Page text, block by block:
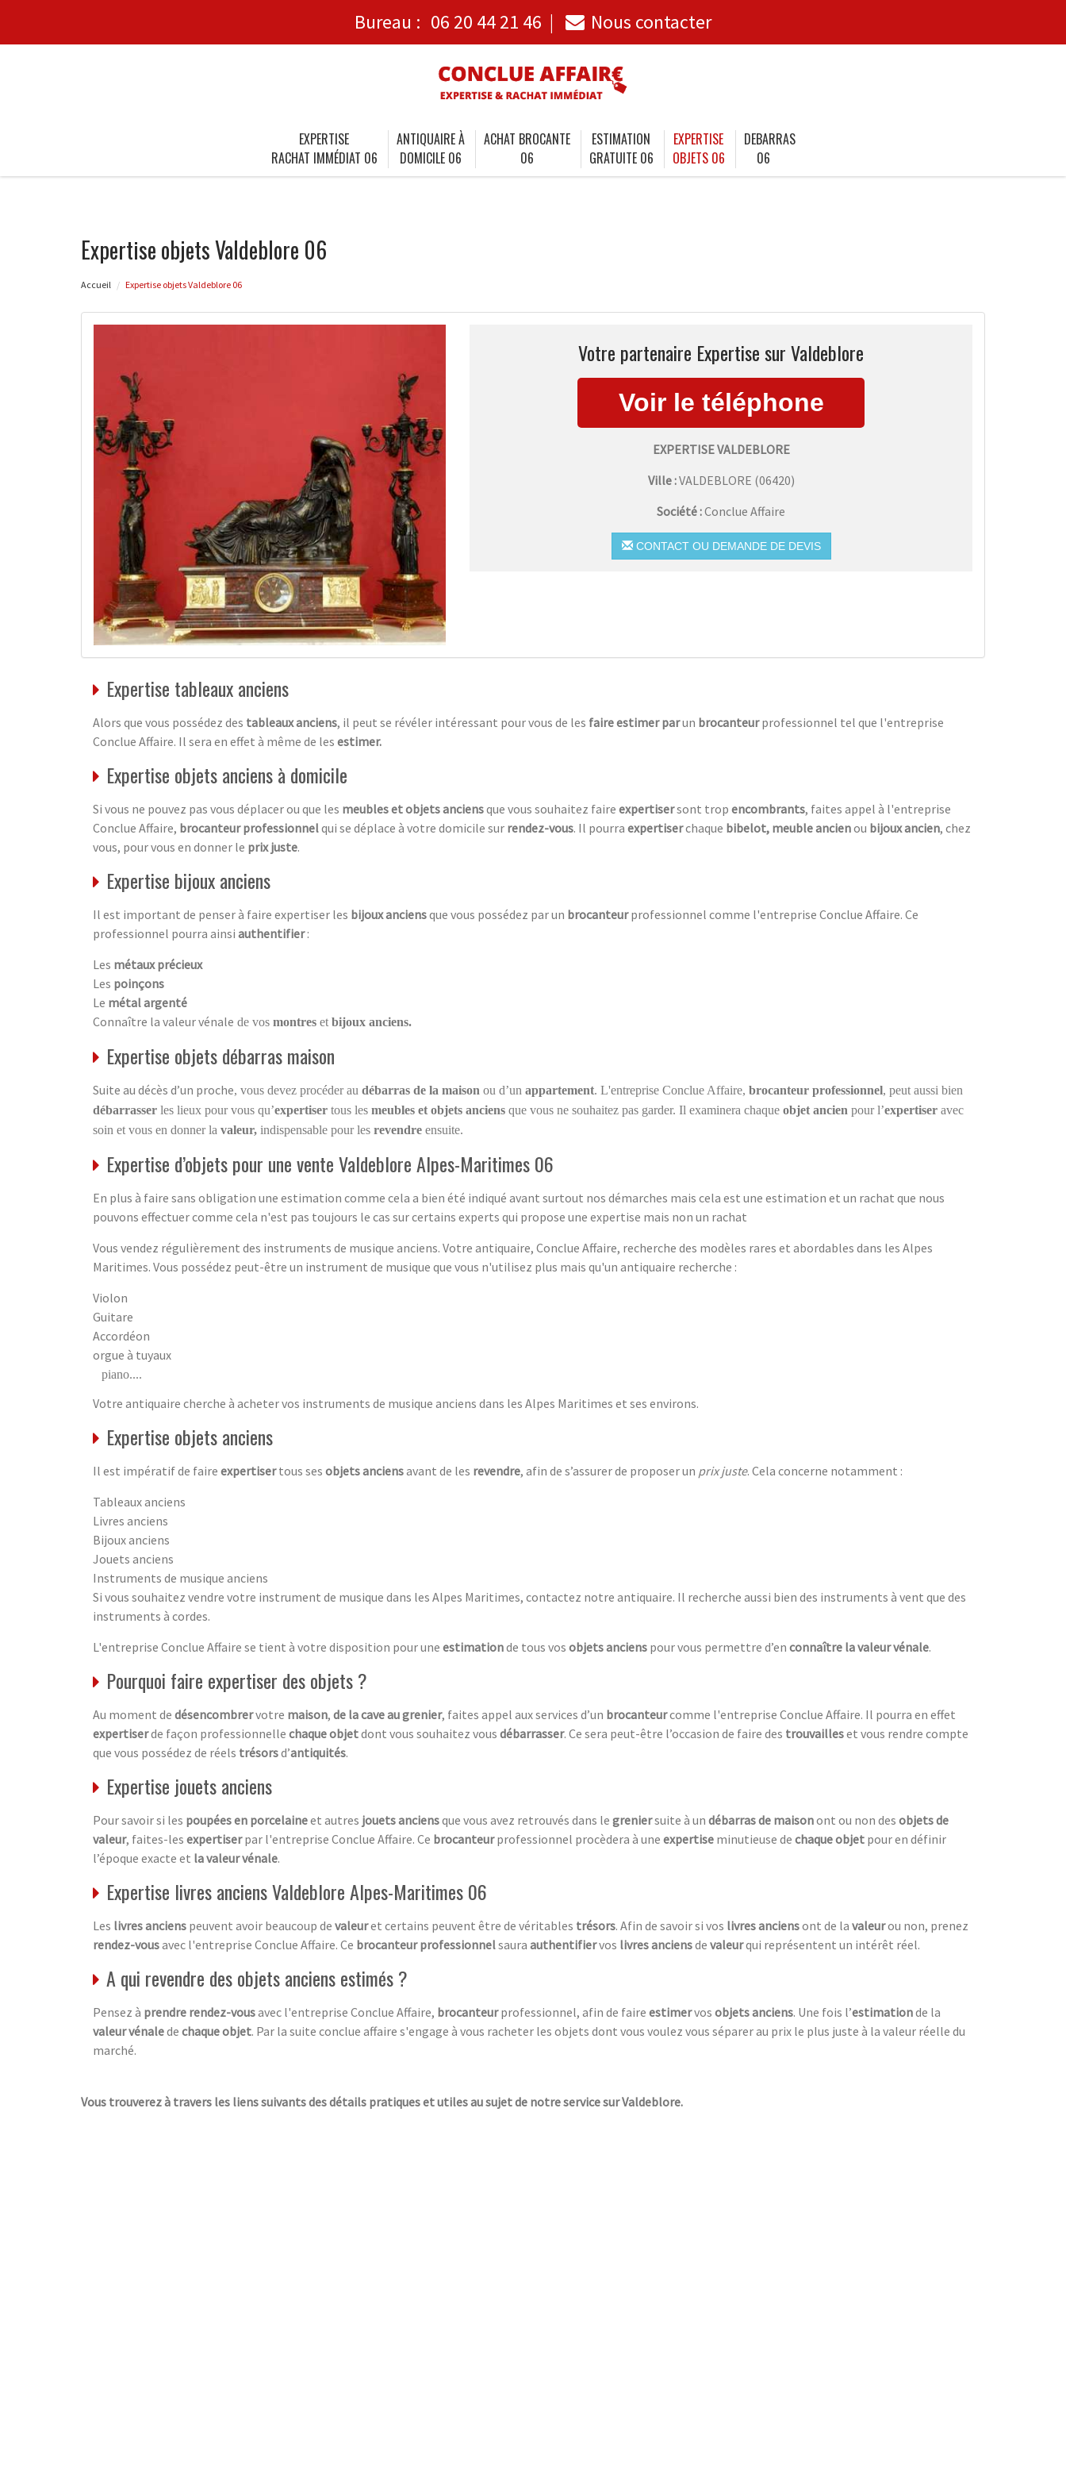
Bureau : 06 20 44 21 46 Nous contacter
EXPERTISE
RACHAT IMMÉDIAT 06
ANTIQUAIRE À
DOMICILE 06
ACHAT BROCANTE
06
ESTIMATION
GRATUITE 06
EXPERTISE
OBJETS 06
DEBARRAS
06
Expertise objets Valdeblore 06
Accueil Expertise objets Valdeblore 06
Votre partenaire Expertise sur Valdeblore
EXPERTISE VALDEBLORE
Ville :VALDEBLORE (06420)
Société :Conclue Affaire
CONTACT OU DEMANDE DE DEVIS
Expertise tableaux anciens
Alors que vous possédez des tableaux anciens, il peut se révéler intéressant pour vous de les faire estimer parun brocanteurprofessionnel tel que l'entreprise
Conclue Affaire. Il sera en effet à même de les estimer.
Expertise objets anciens à domicile
Si vous ne pouvez pas vous déplacer ou que les meubles et objets anciensque vous souhaitez faire expertisersont trop encombrants, faites appel à l'entreprise
Conclue Affaire, brocanteur professionnelqui se déplace à votre domicile sur rendez-vous. Il pourra expertiserchaque bibelot, meuble ancienou bijoux ancien, chez
vous, pour vous en donner le prix juste.
Expertise bijoux anciens
Il est important de penser à faire expertiser les bijoux anciensque vous possédez par un brocanteurprofessionnel comme l'entreprise Conclue Affaire. Ce
professionnel pourra ainsi authentifier:
Les métaux précieux
Les poinçons
Le métal argenté
Connaître la valeur vénale de vos montres et bijoux anciens.
Expertise objets débarras maison
Suite au décès d’un proche, vous devez procéder au débarras de la maison ou d’un appartement. L'entreprise Conclue Affaire, brocanteur professionnel, peut aussi bien
débarrasser les lieux pour vous qu’expertiser tous les meubles et objets anciens que vous ne souhaitez pas garder. Il examinera chaque objet ancien pour l’expertiser avec
soin et vous en donner la valeur, indispensable pour les revendre ensuite.
Expertise d’objets pour une vente Valdeblore Alpes-Maritimes 06
En plus à faire sans obligation une estimation comme cela a bien été indiqué avant surtout nos démarches mais cela est une estimation et un rachat que nous
pouvons effectuer comme cela n'est pas toujours le cas sur certains experts qui propose une expertise mais non un rachat
Vous vendez régulièrement des instruments de musique anciens. Votre antiquaire, Conclue Affaire, recherche des modèles rares et abordables dans les Alpes
Maritimes. Vous possédez peut-être un instrument de musique que vous n'utilisez plus mais qu'un antiquaire recherche :
Violon
Guitare
Accordéon
orgue à tuyaux
piano....
Votre antiquaire cherche à acheter vos instruments de musique anciens dans les Alpes Maritimes et ses environs.
Expertise objets anciens
Il est impératif de faire expertisertous ses objets anciensavant de les revendre, afin de s’assurer de proposer un prix juste. Cela concerne notamment :
Tableaux anciens
Livres anciens
Bijoux anciens
Jouets anciens
Instruments de musique anciens
Si vous souhaitez vendre votre instrument de musique dans les Alpes Maritimes, contactez notre antiquaire. Il recherche aussi bien des instruments à vent que des
instruments à cordes.
L'entreprise Conclue Affaire se tient à votre disposition pour une estimationde tous vos objets anciens pour vous permettre d’en connaître la valeur vénale.
Pourquoi faire expertiser des objets ?
Au moment de désencombrervotre maison, de la cave au grenier, faites appel aux services d’un brocanteurcomme l'entreprise Conclue Affaire. Il pourra en effet
expertiserde façon professionnelle chaque objetdont vous souhaitez vous débarrasser. Ce sera peut-être l’occasion de faire des trouvailleset vous rendre compte
que vous possédez de réels trésorsd’antiquités.
Expertise jouets anciens
Pour savoir si les poupées en porcelaineet autres jouets anciensque vous avez retrouvés dans le greniersuite à un débarras de maisonont ou non des objets de
valeur, faites-les expertiserpar l'entreprise Conclue Affaire. Ce brocanteurprofessionnel procèdera à une expertise minutieuse de chaque objet pour en définir
l’époque exacte et la valeur vénale.
Expertise livres anciens Valdeblore Alpes-Maritimes 06
Les livres anciens peuvent avoir beaucoup de valeuret certains peuvent être de véritables trésors. Afin de savoir si vos livres anciensont de la valeurou non, prenez
rendez-vousavec l'entreprise Conclue Affaire. Ce brocanteur professionnelsaura authentifiervos livres anciensde valeurqui représentent un intérêt réel.
A qui revendre des objets anciens estimés ?
Pensez à prendre rendez-vousavec l'entreprise Conclue Affaire, brocanteurprofessionnel, afin de faire estimervos objets anciens. Une fois l’estimationde la
valeur vénalede chaque objet. Par la suite conclue affaire s'engage à vous racheter les objets dont vous voulez vous séparer au prix le plus juste à la valeur réelle du
marché.
Vous trouverez à travers les liens suivants des détails pratiques et utiles au sujet de notre service sur Valdeblore.